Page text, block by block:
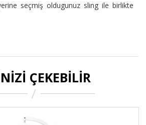
seçmiş oldugunuz sling ile birlikte
ÇEKEBILIR